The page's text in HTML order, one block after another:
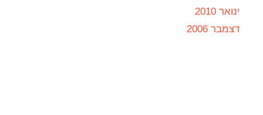
ינואר 2010
דצמבר 2006